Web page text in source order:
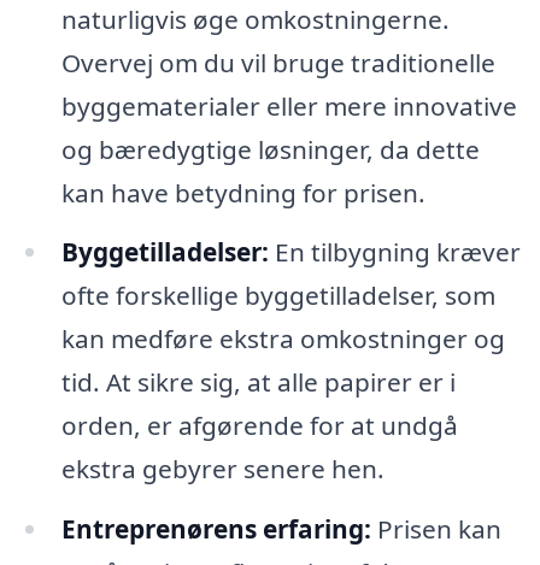
naturligvis øge omkostningerne.
Overvej om du vil bruge traditionelle
byggematerialer eller mere innovative
og bæredygtige løsninger, da dette
kan have betydning for prisen.
Byggetilladelser: En tilbygning kræver
ofte forskellige byggetilladelser, som
kan medføre ekstra omkostninger og
tid. At sikre sig, at alle papirer er i
orden, er afgørende for at undgå
ekstra gebyrer senere hen.
Entreprenørens erfaring: Prisen kan